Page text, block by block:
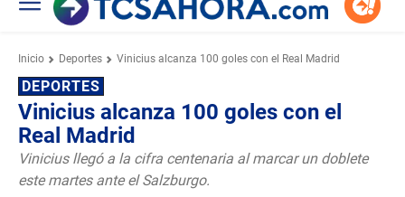
Inicio Deportes Vinicius alcanza 100 goles con el Real Madrid
DEPORTES
Vinicius alcanza 100 goles con el
Real Madrid
Vinicius llegó a la cifra centenaria al marcar un doblete
este martes ante el Salzburgo.